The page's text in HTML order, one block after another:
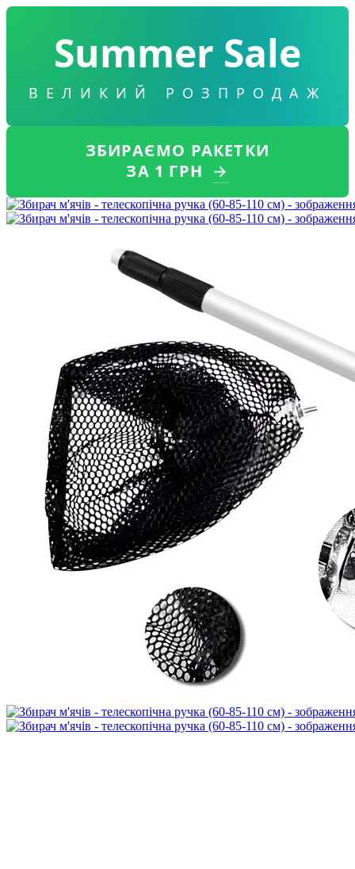
Summer Sale
ВЕЛИКИЙ РОЗПРОДАЖ
ЗБИРАЄМО РАКЕТКИ
ЗА 1 ГРН →